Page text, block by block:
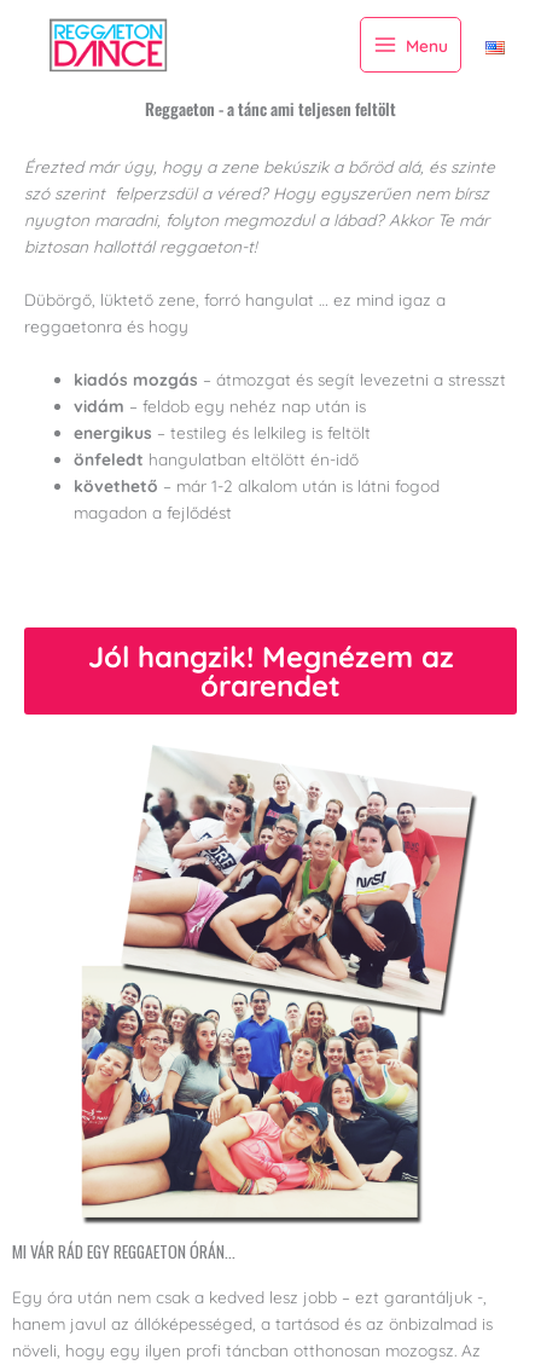
content
Menu
Reggaeton - a tánc ami teljesen feltölt
Érezted már úgy, hogy a zene bekúszik a bőröd alá, és szinte
szó szerint felperzsdül a véred? Hogy egyszerűen nem bírsz
nyugton maradni, folyton megmozdul a lábad? Akkor Te már
biztosan hallottál reggaeton-t!
Dübörgő, lüktető zene, forró hangulat … ez mind igaz a
reggaetonra és hogy
kiadós mozgás – átmozgat és segít levezetni a stresszt
vidám – feldob egy nehéz nap után is
energikus – testileg és lelkileg is feltölt
önfeledt hangulatban eltölött én-idő
követhető – már 1-2 alkalom után is látni fogod
magadon a fejlődést
Jól hangzik! Megnézem az
órarendet
MI VÁR RÁD EGY REGGAETON ÓRÁN...
Egy óra után nem csak a kedved lesz jobb – ezt garantáljuk -,
hanem javul az állóképességed, a tartásod és az önbizalmad is
növeli, hogy egy ilyen profi táncban otthonosan mozogsz. Az